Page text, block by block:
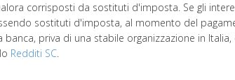
corrisposti da sostituti d'imposta. Se gli
sostituti d'imposta, al momento del
banca, priva di una stabile organizzazione in
Redditi SC.